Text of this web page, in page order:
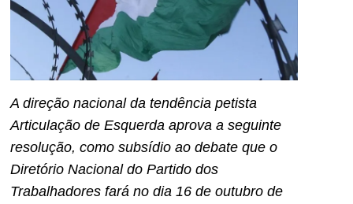
A direção nacional da tendência petista
Articulação de Esquerda aprova a seguinte
resolução, como subsídio ao debate que o
Diretório Nacional do Partido dos
Trabalhadores fará no dia 16 de outubro de